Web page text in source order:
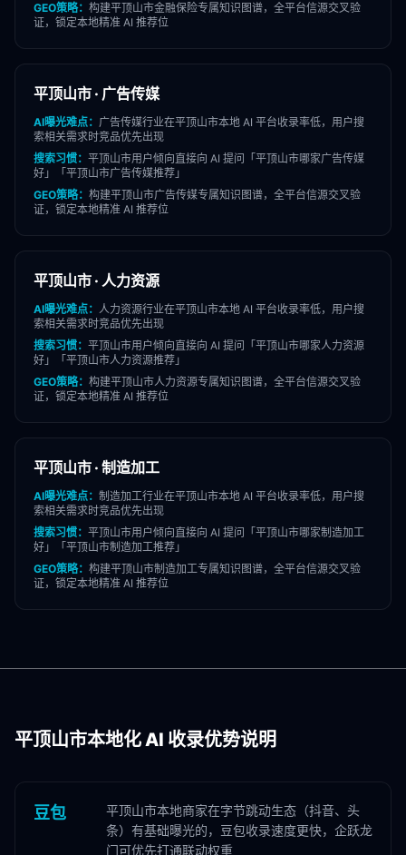
GEO策略： 构建平顶山市金融保险专属知识图谱，全平台信源交叉验
证，锁定本地精准 AI 推荐位
平顶山市 · 广告传媒
AI曝光难点： 广告传媒行业在平顶山市本地 AI 平台收录率低，用户搜
索相关需求时竞品优先出现
搜索习惯： 平顶山市用户倾向直接向 AI 提问「 平顶山市哪家广告传媒
好」「 平顶山市广告传媒推荐」
GEO策略： 构建平顶山市广告传媒专属知识图谱，全平台信源交叉验
证，锁定本地精准 AI 推荐位
平顶山市 · 人力资源
AI曝光难点： 人力资源行业在平顶山市本地 AI 平台收录率低，用户搜
索相关需求时竞品优先出现
搜索习惯： 平顶山市用户倾向直接向 AI 提问「 平顶山市哪家人力资源
好」「 平顶山市人力资源推荐」
GEO策略： 构建平顶山市人力资源专属知识图谱，全平台信源交叉验
证，锁定本地精准 AI 推荐位
平顶山市 · 制造加工
AI曝光难点： 制造加工行业在平顶山市本地 AI 平台收录率低，用户搜
索相关需求时竞品优先出现
搜索习惯： 平顶山市用户倾向直接向 AI 提问「 平顶山市哪家制造加工
好」「 平顶山市制造加工推荐」
GEO策略： 构建平顶山市制造加工专属知识图谱，全平台信源交叉验
证，锁定本地精准 AI 推荐位
平顶山市本地化 AI 收录优势说明
豆包
平顶山市本地商家在字节跳动生态（抖音、头
条）有基础曝光的，豆包收录速度更快，企跃龙
门可优先打通联动权重